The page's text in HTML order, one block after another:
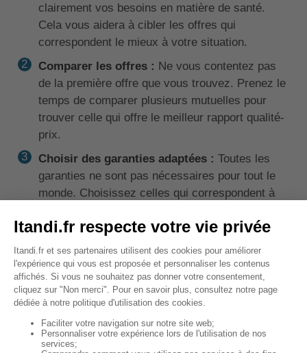
clairement vos besoins en matière de santé.
Cela vous aidera à cibler les offres qui
correspondent le mieux à votre situation.
Comparer les offres : Ne vous contentez pas
de la première offre que vous trouvez. Prenez le
temps de comparer plusieurs mutuelles pour
trouver celle qui offre le meilleur rapport qualité-
prix.
Choisir des garanties adaptées : Toutes les
garanties ne sont pas nécessaires pour tout le
monde. Choisissez celles qui correspondent à
services dont vous n'avez pas besoin.
Vérifier les exclusions et les plafonds :
Certaines mutuelles peuvent exclure certains
types de soins ou imposer des plafonds de
remboursement. Assurez-vous de bien
comprendre ces limitations avant de souscrire.
Considérer les réseaux de soins :